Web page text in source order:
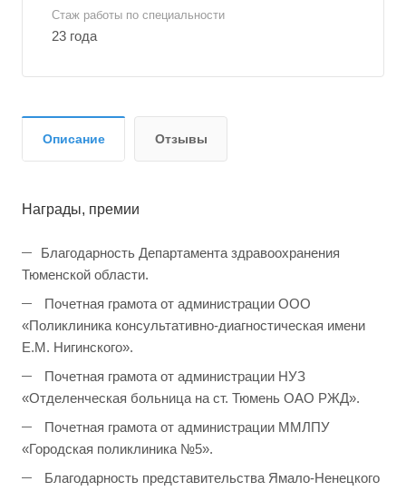
Стаж работы по специальности
23 года
Описание Отзывы
Награды, премии
Благодарность Департамента здравоохранения
Тюменской области.
Почетная грамота от администрации ООО
«Поликлиника консультативно-диагностическая имени
Е.М. Нигинского».
Почетная грамота от администрации НУЗ
«Отделенческая больница на ст. Тюмень ОАО РЖД».
Почетная грамота от администрации ММЛПУ
«Городская поликлиника №5».
Благодарность представительства Ямало-Ненецкого